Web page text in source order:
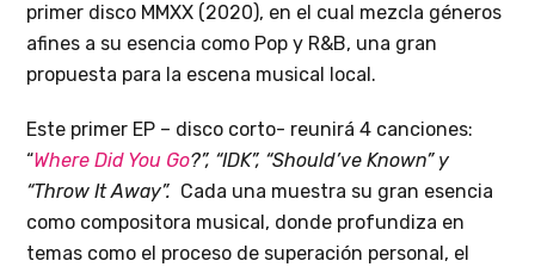
primer disco MMXX (2020), en el cual mezcla géneros
afines a su esencia como Pop y R&B, una gran
propuesta para la escena musical local.
Este primer EP – disco corto- reunirá 4 canciones:
“Where Did You Go?”, “IDK”, “Should’ve Known” y
“Throw It Away”. Cada una muestra su gran esencia
como compositora musical, donde profundiza en
temas como el proceso de superación personal, el